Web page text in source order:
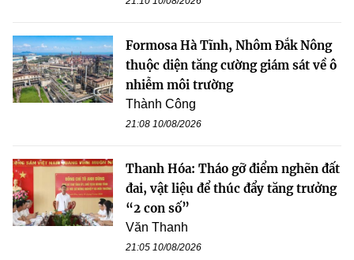
Formosa Hà Tĩnh, Nhôm Đắk Nông
thuộc diện tăng cường giám sát về ô
nhiễm môi trường
Thành Công
21:08 10/08/2026
Thanh Hóa: Tháo gỡ điểm nghẽn đất
đai, vật liệu để thúc đẩy tăng trưởng
“2 con số”
Văn Thanh
21:05 10/08/2026